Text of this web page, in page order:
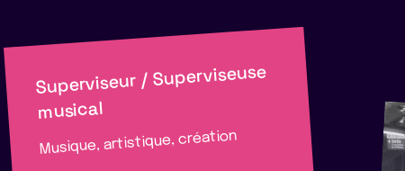
Superviseur / Superviseuse
musical
Musique, artistique, création